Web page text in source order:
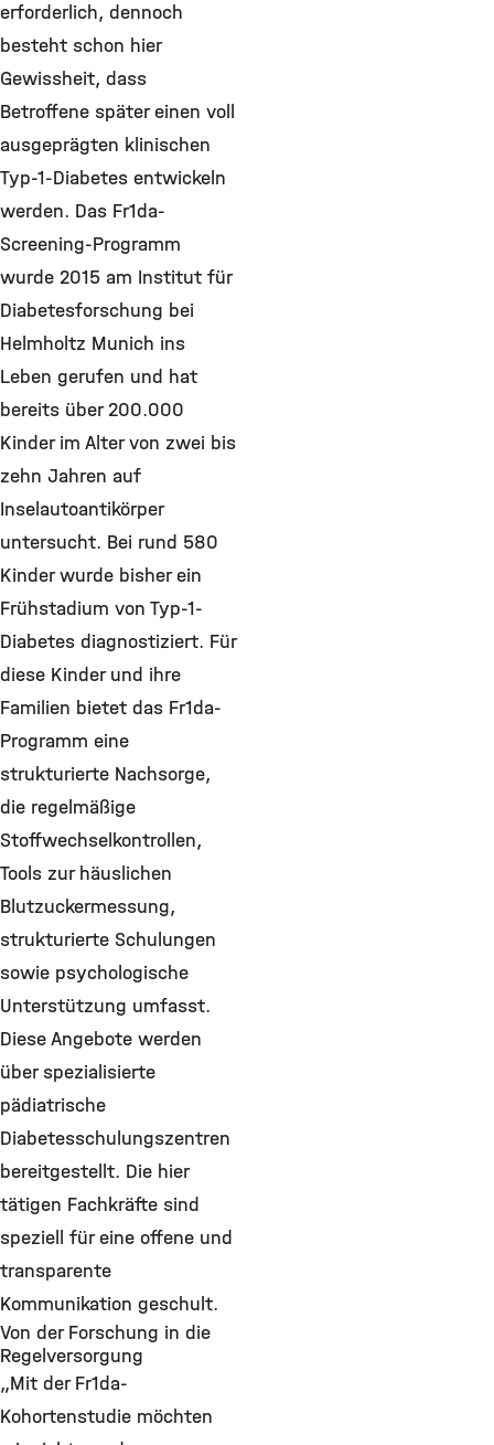
erforderlich, dennoch
besteht schon hier
Gewissheit, dass
Betroffene später einen voll
ausgeprägten klinischen
Typ-1-Diabetes entwickeln
werden. Das Fr1da-
Screening-Programm
wurde 2015 am Institut für
Diabetesforschung bei
Helmholtz Munich ins
Leben gerufen und hat
bereits über 200.000
Kinder im Alter von zwei bis
zehn Jahren auf
Inselautoantikörper
untersucht. Bei rund 580
Kinder wurde bisher ein
Frühstadium von Typ-1-
Diabetes diagnostiziert. Für
diese Kinder und ihre
Familien bietet das Fr1da-
Programm eine
strukturierte Nachsorge,
die regelmäßige
Stoffwechselkontrollen,
Tools zur häuslichen
Blutzuckermessung,
strukturierte Schulungen
sowie psychologische
Unterstützung umfasst.
Diese Angebote werden
über spezialisierte
pädiatrische
Diabetesschulungszentren
bereitgestellt. Die hier
tätigen Fachkräfte sind
speziell für eine offene und
transparente
Kommunikation geschult.
Von der Forschung in die
Regelversorgung
„Mit der Fr1da-
Kohortenstudie möchten